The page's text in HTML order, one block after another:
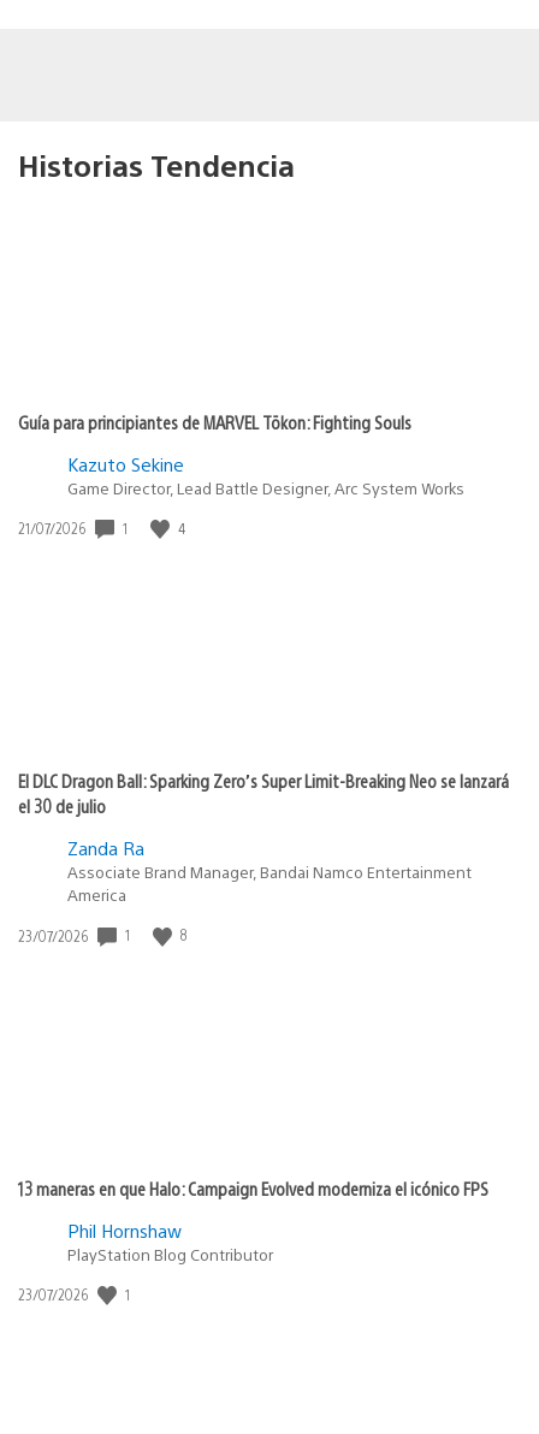
Historias Tendencia
Guía para principiantes de MARVEL Tōkon: Fighting Souls
Kazuto Sekine
Game Director, Lead Battle Designer, Arc System Works
Fecha
21/07/2026 1 4
El DLC Dragon Ball: Sparking Zero’s Super Limit-Breaking Neo se lanzará
el 30 de julio
Zanda Ra
Associate Brand Manager, Bandai Namco Entertainment
America
Fecha
23/07/2026 1 8
13 maneras en que Halo: Campaign Evolved moderniza el icónico FPS
Phil Hornshaw
PlayStation Blog Contributor
Fecha
23/07/2026 1